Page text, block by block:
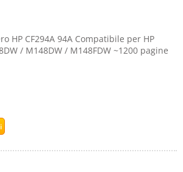
HP CF294A 94A Compatibile per HP
/ M148DW / M148FDW ~1200 pagine